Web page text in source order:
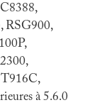
RSG900,
à 5.6.0